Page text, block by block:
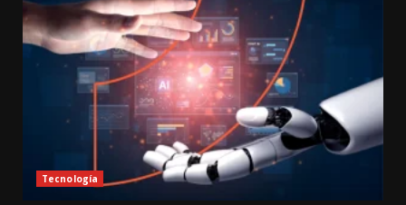
Tecnología